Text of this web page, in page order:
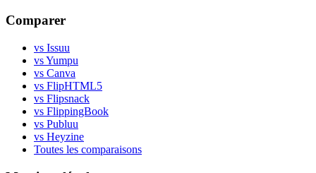
Comparer
vs Issuu
vs Yumpu
vs Canva
vs FlipHTML5
vs Flipsnack
vs FlippingBook
vs Publuu
vs Heyzine
Toutes les comparaisons